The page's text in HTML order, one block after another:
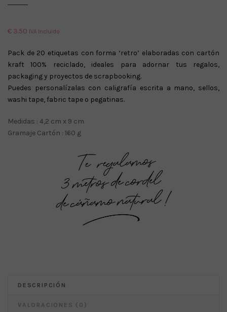
€ 3.50 IVA Incluido
Pack de 20 etiquetas con forma ‘retro’ elaboradas con cartón
kraft 100% reciclado, ideales para adornar tus regalos,
packaging y proyectos de scrapbooking.
Puedes personalízalas con caligrafía escrita a mano, sellos,
washi tape, fabric tape o pegatinas.
Medidas : 4,2 cm x 9 cm
Gramaje Cartón : 160 g
DESCRIPCIÓN
VALORACIONES (0)